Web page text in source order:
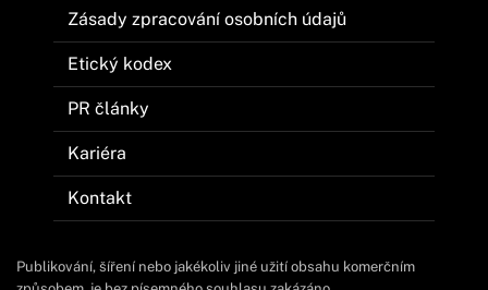
Zásady zpracování osobních údajů
Etický kodex
PR články
Kariéra
Kontakt
Publikování, šíření nebo jakékoliv jiné užití obsahu komerčním